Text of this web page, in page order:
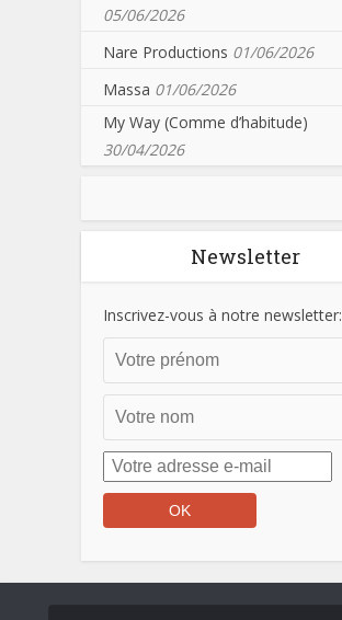
05/06/2026
Nare Productions 01/06/2026
Massa 01/06/2026
My Way (Comme d’habitude)
30/04/2026
Newsletter
Inscrivez-vous à notre newsletter: